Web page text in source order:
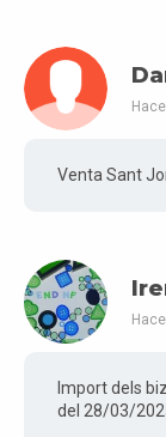
Venta Sant
Import dels
del 28/03/